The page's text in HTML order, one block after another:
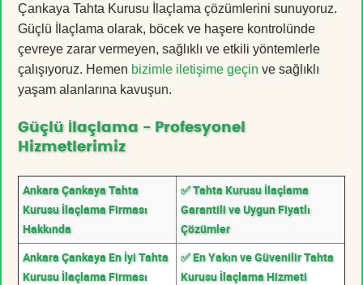
Çankaya Tahta Kurusu İlaçlama çözümlerini sunuyoruz.
Güçlü İlaçlama olarak, böcek ve haşere kontrolünde
çevreye zarar vermeyen, sağlıklı ve etkili yöntemlerle
çalışıyoruz. Hemen bizimle iletişime geçin ve sağlıklı
yaşam alanlarına kavuşun.
Güçlü İlaçlama - Profesyonel
Hizmetlerimiz
Ankara Çankaya Tahta
Kurusu İlaçlama Firması
Hakkında
✅ Tahta Kurusu İlaçlama
Garantili ve Uygun Fiyatlı
Çözümler
Ankara Çankaya En İyi Tahta
Kurusu İlaçlama Firması
✅ En Yakın ve Güvenilir Tahta
Kurusu İlaçlama Hizmeti